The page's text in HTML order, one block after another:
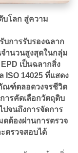
บโลก สู่ความ
บการรับรองฉลาก
จำนวนสูงสุดในกลุ่ม
เป็นฉลากสิ่ง
ISO 14025 ที่แสดง
ณฑ์ตลอดวงจรชีวิต
ารคัดเลือกวัตถุดิบ
ปจนถึงการจัดการ
ต้องผ่านการตรวจ
ตรวจสอบได้